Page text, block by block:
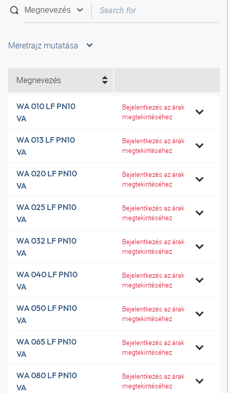
Méretrajz mutatása
Megnevezés
WA 010 LF PN10
VA
Bejelentkezés az árak
megtekintéséhez
WA 013 LF PN10
VA
Bejelentkezés az árak
megtekintéséhez
WA 020 LF PN10
VA
Bejelentkezés az árak
megtekintéséhez
WA 025 LF PN10
VA
Bejelentkezés az árak
megtekintéséhez
WA 032 LF PN10
VA
Bejelentkezés az árak
megtekintéséhez
WA 040 LF PN10
VA
Bejelentkezés az árak
megtekintéséhez
WA 050 LF PN10
VA
Bejelentkezés az árak
megtekintéséhez
WA 065 LF PN10
VA
Bejelentkezés az árak
megtekintéséhez
WA 080 LF PN10
VA
Bejelentkezés az árak
megtekintéséhez